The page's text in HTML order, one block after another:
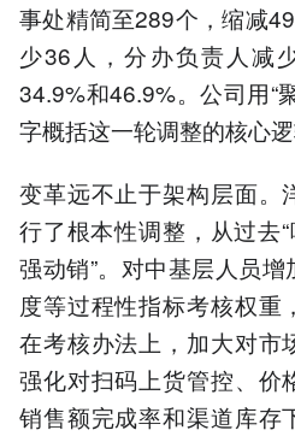
事处精简至289个，缩减
少36人，分办负责人减
34.9%和46.9%。公司用“
字概括这一轮调整的核心逻
变革远不止于架构层面。
行了根本性调整，从过去“
强动销”。对中基层人员
度等过程性指标考核权重
在考核办法上，加大对市
强化对扫码上货管控、价
销售额完成率和渠道库存